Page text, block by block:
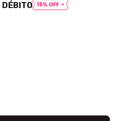
DÉBITO